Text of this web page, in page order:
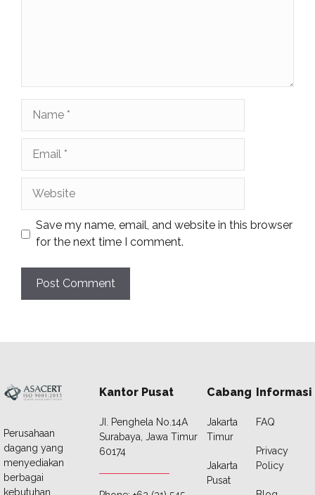
Save my name, email, and website in this browser
for the next time I comment.
Perusahaan
dagang yang
menyediakan
berbagai
kebutuhan
Kantor Pusat
JI. Penghela No.14A
Surabaya, Jawa Timur
60174
Cabang
Jakarta
Timur
Jakarta
Pusat
Informasi
FAQ
Privacy
Policy